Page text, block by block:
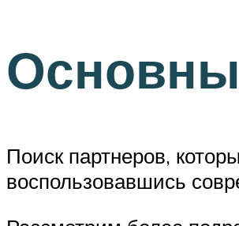
Поиск партнеров,
воспользовавшись